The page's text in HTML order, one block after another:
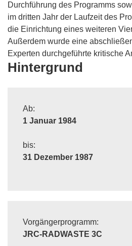
Durchführung des Programms
im dritten Jahr der Laufzeit des
die Einrichtung eines weiteren
Außerdem wurde eine
Experten durchgeführte kritische
Hintergrund
Ab:
1 Januar 1984
bis:
31 Dezember 1987
Vorgängerprogramm:
JRC-RADWASTE 3C